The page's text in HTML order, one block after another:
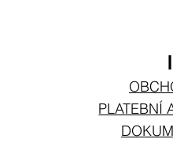
PLATEBNÍ